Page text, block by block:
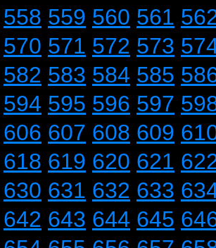
558 559 560 561
570 571 572 573
582 583 584 585
594 595 596 597
606 607 608 609
618 619 620 621
630 631 632 633
642 643 644 645